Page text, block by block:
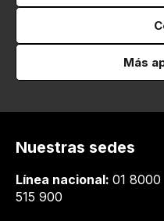
Más
Nuestras sedes
Línea nacional: 01 8000
515 900